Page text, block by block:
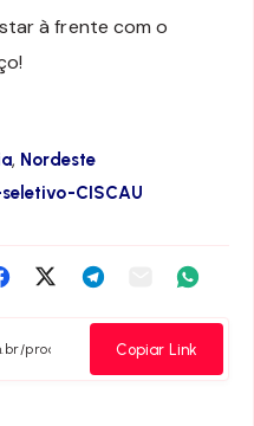
à frente com o
, Nordeste
CISCAU
Compartilha
Facebook
CompartilhaCompartilha
Telegram
Compartilha
Email
Copiar Link